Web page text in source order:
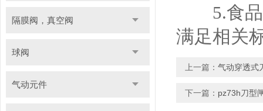
隔膜阀，真空阀
球阀
气动元件
5.食品
满足相关
上一篇： 气动穿透式
下一篇： pz73h刀型